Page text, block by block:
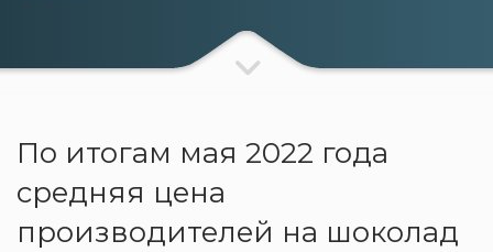
По итогам мая 2022 года
средняя цена
производителей на шоколад